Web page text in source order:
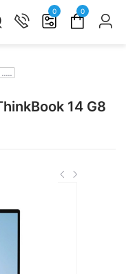
0 0
.....
14 G8